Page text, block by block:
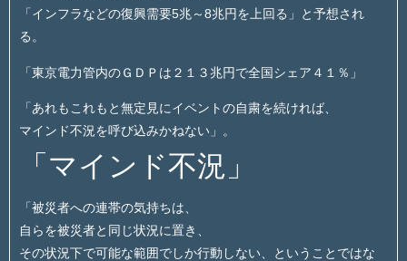
「インフラなどの復興需要5兆～8兆円を上回る」と予想され
る。
「東京電力管内のＧＤＰは２１３兆円で全国シェア４１％」
「あれもこれもと無定見にイベントの自粛を続ければ、
マインド不況を呼び込みかねない」。
「マインド不況」
「被災者への連帯の気持ちは、
自らを被災者と同じ状況に置き、
その状況下で可能な範囲でしか行動しない、ということではな